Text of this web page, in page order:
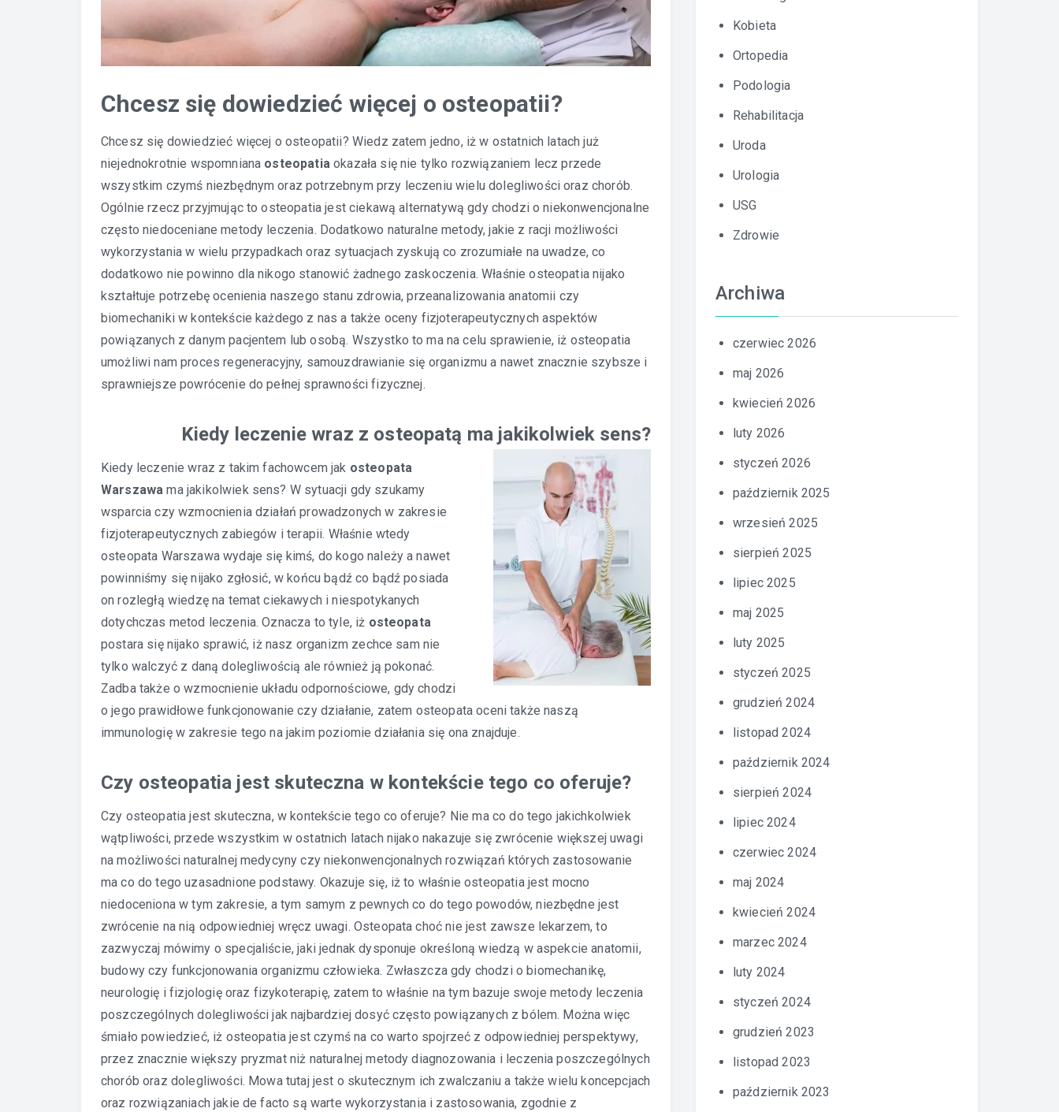
Chcesz się dowiedzieć więcej o osteopatii?
Chcesz się dowiedzieć więcej o osteopatii? Wiedz zatem jedno, iż w ostatnich latach już
niejednokrotnie wspomniana osteopatiaokazała się nie tylko rozwiązaniem lecz przede
wszystkim czymś niezbędnym oraz potrzebnym przy leczeniu wielu dolegliwości oraz chorób.
Ogólnie rzecz przyjmując to osteopatia jest ciekawą alternatywą gdy chodzi o niekonwencjonalne
często niedoceniane metody leczenia. Dodatkowo naturalne metody, jakie z racji możliwości
wykorzystania w wielu przypadkach oraz sytuacjach zyskują co zrozumiałe na uwadze, co
dodatkowo nie powinno dla nikogo stanowić żadnego zaskoczenia. Właśnie osteopatia nijako
kształtuje potrzebę ocenienia naszego stanu zdrowia, przeanalizowania anatomii czy
biomechaniki w kontekście każdego z nas a także oceny fizjoterapeutycznych aspektów
powiązanych z danym pacjentem lub osobą. Wszystko to ma na celu sprawienie, iż osteopatia
umożliwi nam proces regeneracyjny, samouzdrawianie się organizmu a nawet znacznie szybsze i
sprawniejsze powrócenie do pełnej sprawności fizycznej.
Kiedy leczenie wraz z osteopatą ma jakikolwiek sens?
Kiedy leczenie wraz z takim fachowcem jak osteopata
Warszawama jakikolwiek sens? W sytuacji gdy szukamy
wsparcia czy wzmocnienia działań prowadzonych w zakresie
fizjoterapeutycznych zabiegów i terapii. Właśnie wtedy
osteopata Warszawa wydaje się kimś, do kogo należy a nawet
powinniśmy się nijako zgłosić, w końcu bądź co bądź posiada
on rozległą wiedzę na temat ciekawych i niespotykanych
dotychczas metod leczenia. Oznacza to tyle, iż osteopata
postara się nijako sprawić, iż nasz organizm zechce sam nie
tylko walczyć z daną dolegliwością ale również ją pokonać.
Zadba także o wzmocnienie układu odpornościowe, gdy chodzi
o jego prawidłowe funkcjonowanie czy działanie, zatem osteopata oceni także naszą
immunologię w zakresie tego na jakim poziomie działania się ona znajduje.
Czy osteopatia jest skuteczna w kontekście tego co oferuje?
Czy osteopatia jest skuteczna, w kontekście tego co oferuje? Nie ma co do tego jakichkolwiek
wątpliwości, przede wszystkim w ostatnich latach nijako nakazuje się zwrócenie większej uwagi
na możliwości naturalnej medycyny czy niekonwencjonalnych rozwiązań których zastosowanie
ma co do tego uzasadnione podstawy. Okazuje się, iż to właśnie osteopatia jest mocno
niedoceniona w tym zakresie, a tym samym z pewnych co do tego powodów, niezbędne jest
zwrócenie na nią odpowiedniej wręcz uwagi. Osteopata choć nie jest zawsze lekarzem, to
zazwyczaj mówimy o specjaliście, jaki jednak dysponuje określoną wiedzą w aspekcie anatomii,
budowy czy funkcjonowania organizmu człowieka. Zwłaszcza gdy chodzi o biomechanikę,
neurologię i fizjologię oraz fizykoterapię, zatem to właśnie na tym bazuje swoje metody leczenia
poszczególnych dolegliwości jak najbardziej dosyć często powiązanych z bólem. Można więc
śmiało powiedzieć, iż osteopatia jest czymś na co warto spojrzeć z odpowiedniej perspektywy,
przez znacznie większy pryzmat niż naturalnej metody diagnozowania i leczenia poszczególnych
chorób oraz dolegliwości. Mowa tutaj jest o skutecznym ich zwalczaniu a także wielu koncepcjach
oraz rozwiązaniach jakie de facto są warte wykorzystania i zastosowania, zgodnie z
Kobieta
Ortopedia
Podologia
Rehabilitacja
Uroda
Urologia
USG
Zdrowie
Archiwa
czerwiec 2026
maj 2026
kwiecień 2026
luty 2026
styczeń 2026
październik 2025
wrzesień 2025
sierpień 2025
lipiec 2025
maj 2025
luty 2025
styczeń 2025
grudzień 2024
listopad 2024
październik 2024
sierpień 2024
lipiec 2024
czerwiec 2024
maj 2024
kwiecień 2024
marzec 2024
luty 2024
styczeń 2024
grudzień 2023
listopad 2023
październik 2023